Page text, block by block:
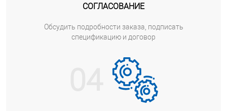
СОГЛАСОВАНИЕ
Обсудить подробности заказа, подписать
спецификацию и договор